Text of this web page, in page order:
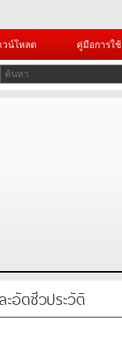
วน์โหลด คู่มือการใช้
อัตชีวประวัติ